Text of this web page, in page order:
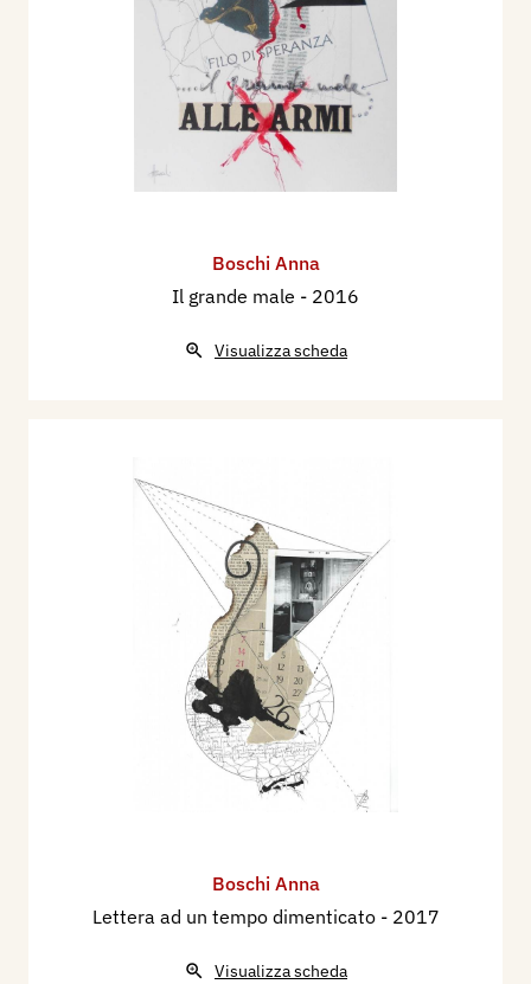
Boschi Anna
Il grande male - 2016
Visualizza scheda
Boschi Anna
Lettera ad un tempo dimenticato - 2017
Visualizza scheda